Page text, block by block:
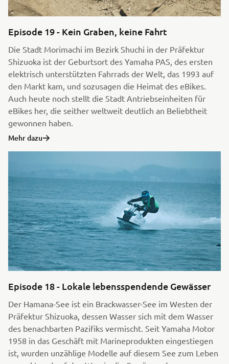
Episode 19 - Kein Graben, keine Fahrt
Die Stadt Morimachi im Bezirk Shuchi in der Präfektur
Shizuoka ist der Geburtsort des Yamaha PAS, des ersten
elektrisch unterstützten Fahrrads der Welt, das 1993 auf
den Markt kam, und sozusagen die Heimat des eBikes.
Auch heute noch stellt die Stadt Antriebseinheiten für
eBikes her, die seither weltweit deutlich an Beliebtheit
gewonnen haben.
Mehr dazu
Episode 18 - Lokale lebensspendende Gewässer
Der Hamana-See ist ein Brackwasser-See im Westen der
Präfektur Shizuoka, dessen Wasser sich mit dem Wasser
des benachbarten Pazifiks vermischt. Seit Yamaha Motor
1958 in das Geschäft mit Marineprodukten eingestiegen
ist, wurden unzählige Modelle auf diesem See zum Leben